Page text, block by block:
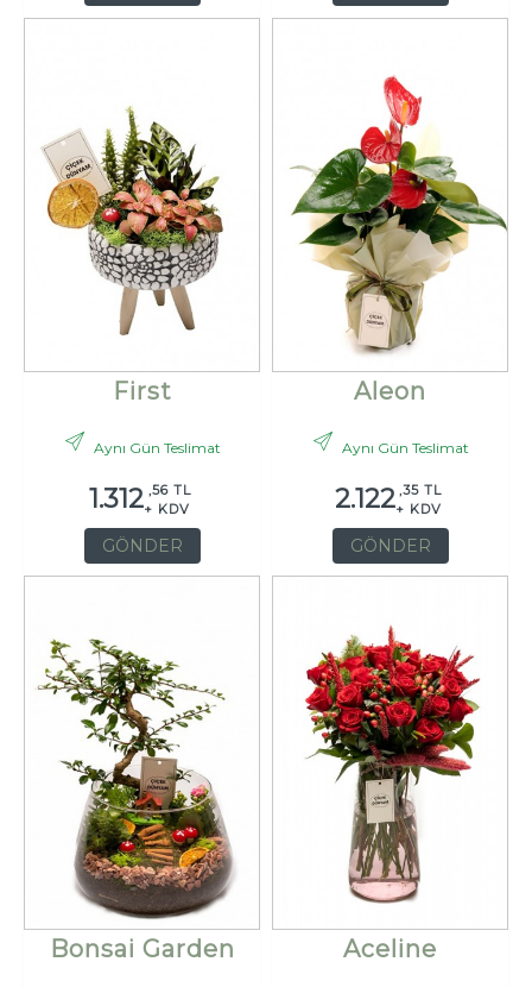
First
Aynı Gün Teslimat
1.312 ,56 TL
+ KDV
GÖNDER
Aleon
Aynı Gün Teslimat
2.122 ,35 TL
+ KDV
GÖNDER
Bonsai Garden Aceline